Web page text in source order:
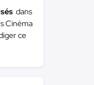
dans
Cinéma
ce